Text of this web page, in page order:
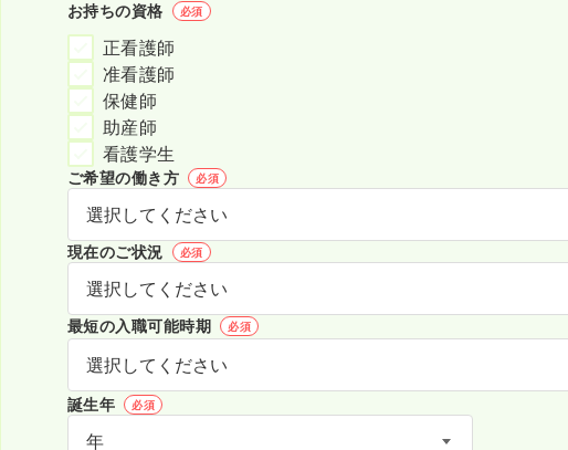
お持ちの資格 必須
正看護師
准看護師
保健師
助産師
看護学生
ご希望の働き方 必須
現在のご状況 必須
最短の入職可能時期 必須
誕生年 必須